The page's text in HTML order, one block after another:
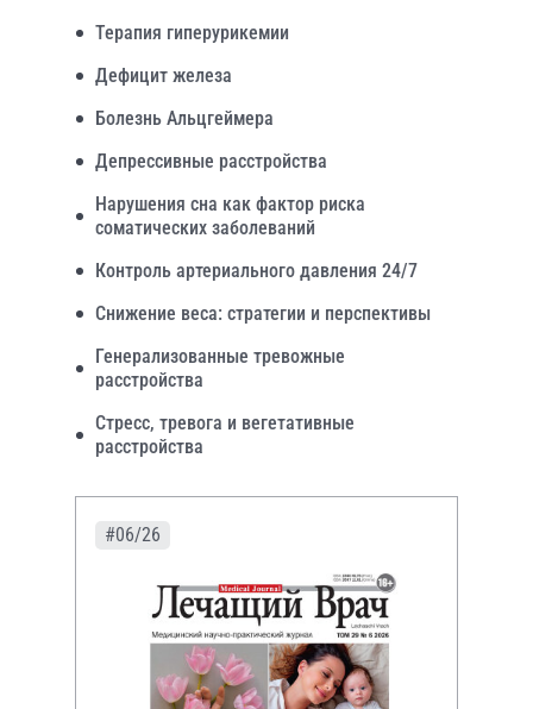
Терапия гиперурикемии
Дефицит железа
Болезнь Альцгеймера
Депрессивные расстройства
Нарушения сна как фактор риска
соматических заболеваний
Контроль артериального давления 24/7
Снижение веса: стратегии и перспективы
Генерализованные тревожные
расстройства
Стресс, тревога и вегетативные
расстройства
#06/26